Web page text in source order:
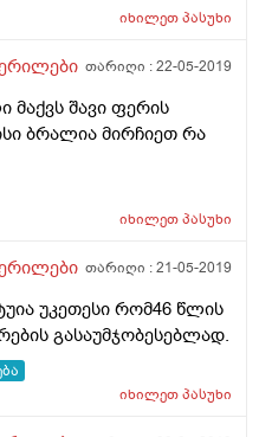
მოდიან მე ვერ ვარ
ყვითელი.არც
მაკლია კუჭის
სამი დღეა თავის
რამე მასწავკეთ
გთზოვთ ამომწურავად
დაესწარით.
იხილეთპასუხი
თარიღი :22-05-2019
ბრალია მირჩიეთ რა
იხილეთპასუხი
თარიღი :21-05-2019
უკეთესი რომ46 წლის
გასაუმჯობესებლად.
იხილეთპასუხი